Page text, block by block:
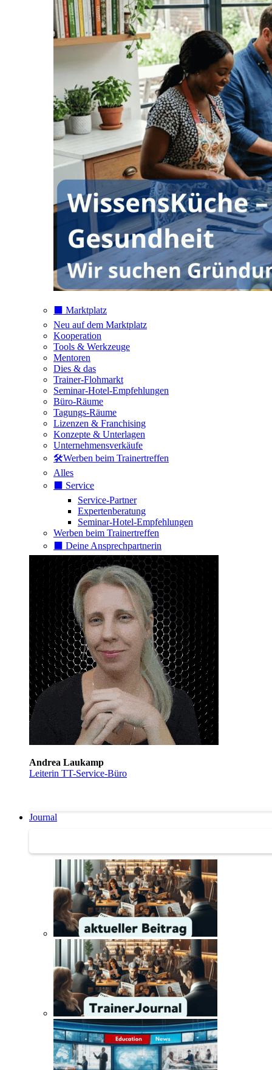
⬛️ Marktplatz
Neu auf dem Marktplatz
Kooperation
Tools & Werkzeuge
Mentoren
Dies & das
Trainer-Flohmarkt
Seminar-Hotel-Empfehlungen
Büro-Räume
Tagungs-Räume
Lizenzen & Franchising
Konzepte & Unterlagen
Unternehmensverkäufe
🛠️Werben beim Trainertreffen
Alles
⬛️ Service
Service-Partner
Expertenberatung
Seminar-Hotel-Empfehlungen
Werben beim Trainertreffen
⬛️ Deine Ansprechpartnerin
Andrea Laukamp
Leiterin TT-Service-Büro
Journal